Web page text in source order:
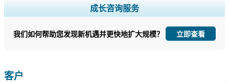
扩大区域和国家覆盖范围， 细分市场分析， 公司简介， 竞争基准分析，
以及最终用户洞察。
立即定制
成长咨询服务
我们如何帮助您发现新机遇并更快地扩大规模？ 立即查看
客户